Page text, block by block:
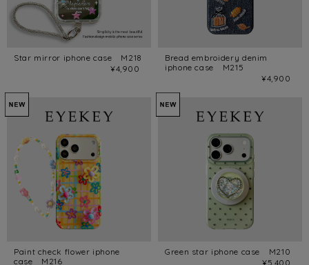
Star mirror iphone case M218
¥4,900
Bread embroidery denim
iphone case M215
¥4,900
Paint check flower iphone
case M216
Green star iphone case M210
¥5,400